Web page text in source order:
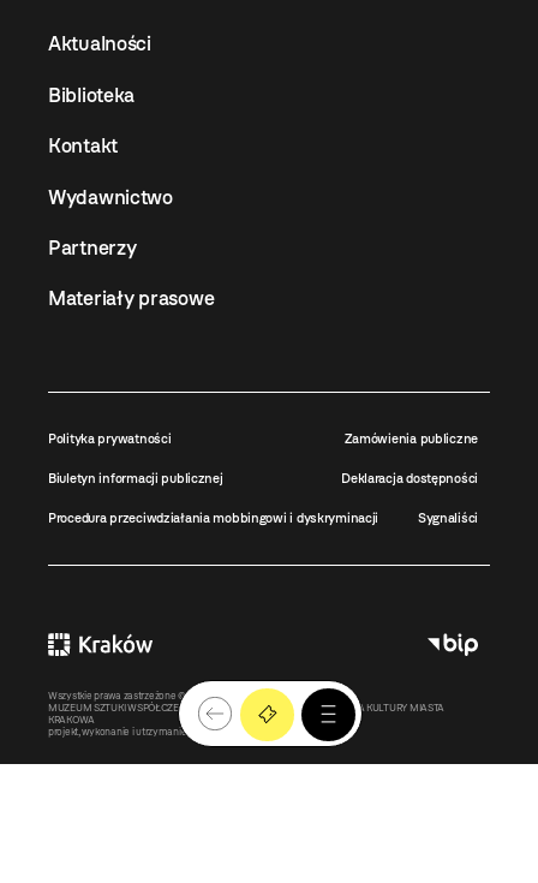
Aktualności
Biblioteka
Kontakt
Wydawnictwo
Partnerzy
Materiały prasowe
Polityka prywatności Zamówienia publiczne
Biuletyn informacji publicznej Deklaracja dostępności
Procedura przeciwdziałania mobbingowi i dyskryminacji Sygnaliści
Wszystkie prawa zastrzeżone ©MOCAK
2011-2026
MUZEUM SZTUKI WSPÓŁCZESNEJ W KRAKOWIE MOCAK – INSTYTUCJA KULTURY MIASTA
KRAKOWA
projekt, wykonanie i utrzymanie:
Bonjour.pl